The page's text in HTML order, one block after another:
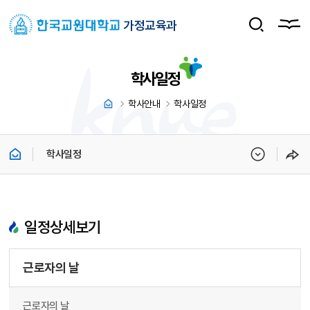
가정교육과
학사일정
학사안내 학사일정
학사일정
일정상세보기
근로자의 날
근로자의 날